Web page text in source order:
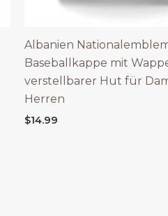
Albanien
Baseballkappe mit
verstellbarer Hut für
Herren
$14.99